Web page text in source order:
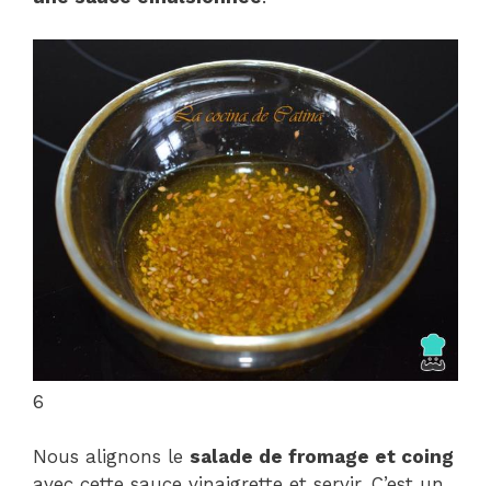
6
Nous alignons le salade de fromage et coing